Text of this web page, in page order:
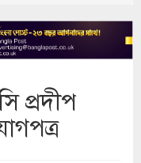
প্রদীপ